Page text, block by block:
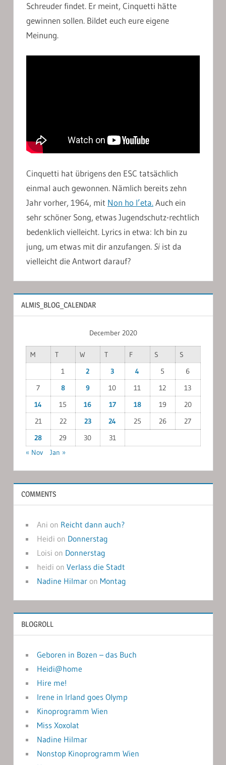
Schreuder findet. Er meint, Cinquetti hätte
gewinnen sollen. Bildet euch eure eigene
Meinung.
Cinquetti hat übrigens den ESC tatsächlich
einmal auch gewonnen. Nämlich bereits zehn
Jahr vorher, 1964, mit Non ho l’eta.Auch ein
sehr schöner Song, etwas Jugendschutz-rechtlich
bedenklich vielleicht. Lyrics in etwa: Ich bin zu
jung, um etwas mit dir anzufangen.Si ist da
vielleicht die Antwort darauf?
ALMIS_BLOG_CALENDAR
December 2020
M T W T F S
S
1
2 3 4 5
6
7
8 9 10 11 12
13
14
15 16 17 18 19
20
21
22 23 24 25 26
27
28
29 30
31
« Nov
Jan »
COMMENTS
Ani on Reicht dann auch?
Heidi on Donnerstag
Loisi on Donnerstag
heidi on Verlass die Stadt
Nadine Hilmaron Montag
BLOGROLL
Geboren in Bozen – das Buch
Heidi@home
Hire me!
Irene in Irland goes Olymp
Kinoprogramm Wien
Miss Xoxolat
Nadine Hilmar
Nonstop Kinoprogramm Wien